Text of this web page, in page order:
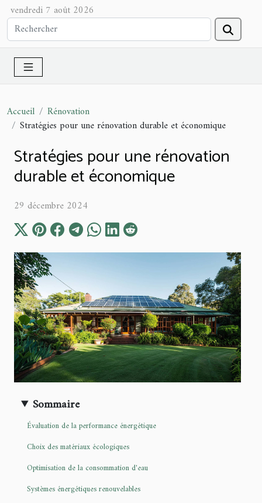
vendredi 7 août 2026
Accueil
Rénovation
Stratégies pour une rénovation durable et économique
Stratégies pour une rénovation
durable et économique
29 décembre 2024
Sommaire
Évaluation de la performance énergétique
Choix des matériaux écologiques
Optimisation de la consommation d'eau
Systèmes énergétiques renouvelables